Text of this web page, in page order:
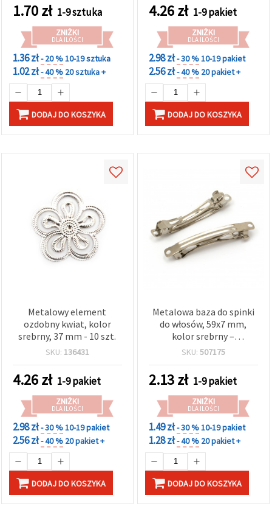
1.70zł 1-9 sztuka
ZNIŻKI
DLA ILOŚCI
1.36 zł- 20 %10-19 sztuka
1.02 zł- 40 % 20 sztuka +
DODAJ DO KOSZYKA
4.26zł 1-9 pakiet
ZNIŻKI
DLA ILOŚCI
2.98 zł- 30 %10-19 pakiet
2.56 zł- 40 % 20 pakiet +
DODAJ DO KOSZYKA
Metalowy element
ozdobny kwiat, kolor
srebrny, 37 mm - 10 szt.
SKU: 136431
4.26zł 1-9 pakiet
ZNIŻKI
DLA ILOŚCI
2.98 zł- 30 %10-19 pakiet
2.56 zł- 40 % 20 pakiet +
DODAJ DO KOSZYKA
Metalowa baza do spinki
do włosów, 59x7 mm,
kolor srebrny –
opakowanie 5 szt.
SKU: 507175
2.13zł 1-9 pakiet
ZNIŻKI
DLA ILOŚCI
1.49 zł- 30 %10-19 pakiet
1.28 zł- 40 % 20 pakiet +
DODAJ DO KOSZYKA